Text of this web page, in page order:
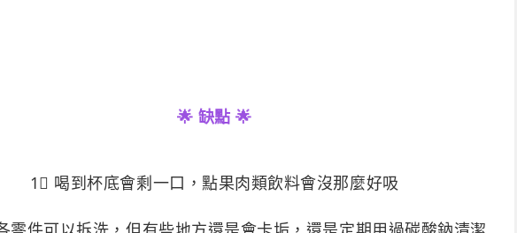
🌟 缺點 🌟
1⃣ 喝到杯底會剩一口，點果肉類飲料會沒那麼好吸